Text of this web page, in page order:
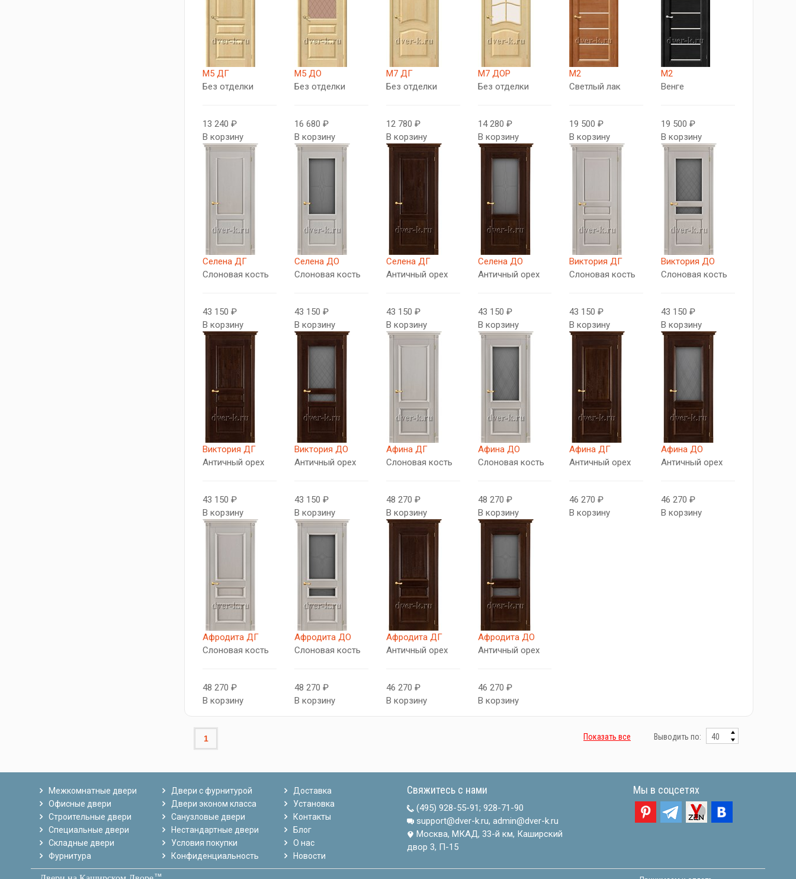
М5 ДГ
Без отделки
13 240 ₽
В корзину
М5 ДО
Без отделки
16 680 ₽
В корзину
М7 ДГ
Без отделки
12 780 ₽
В корзину
М7 ДОР
Без отделки
14 280 ₽
В корзину
М2
Светлый лак
19 500 ₽
В корзину
М2
Венге
19 500 ₽
В корзину
Селена ДГ
Слоновая кость
43 150 ₽
В корзину
Селена ДО
Слоновая кость
43 150 ₽
В корзину
Селена ДГ
Античный орех
43 150 ₽
В корзину
Селена ДО
Античный орех
43 150 ₽
В корзину
Виктория ДГ
Слоновая кость
43 150 ₽
В корзину
Виктория ДО
Слоновая кость
43 150 ₽
В корзину
Виктория ДГ
Античный орех
43 150 ₽
В корзину
Виктория ДО
Античный орех
43 150 ₽
В корзину
Афина ДГ
Слоновая кость
48 270 ₽
В корзину
Афина ДО
Слоновая кость
48 270 ₽
В корзину
Афина ДГ
Античный орех
46 270 ₽
В корзину
Афина ДО
Античный орех
46 270 ₽
В корзину
Афродита ДГ
Слоновая кость
48 270 ₽
В корзину
Афродита ДО
Слоновая кость
48 270 ₽
В корзину
Афродита ДГ
Античный орех
46 270 ₽
В корзину
Афродита ДО
Античный орех
46 270 ₽
В корзину
1 Показать все Выводить по:
Межкомнатные двери
Офисные двери
Строительные двери
Специальные двери
Складные двери
Фурнитура
Двери с фурнитурой
Двери эконом класса
Санузловые двери
Нестандартные двери
Условия покупки
Конфиденциальность
Доставка
Установка
Контакты
Блог
О нас
Новости
Свяжитесь с нами
(495) 928-55-91; 928-71-90
support@dver-k.ru, admin@dver-k.ru
Москва, МКАД, 33-й км, Каширский
двор 3, П-15
Мы в соцсетях
тм